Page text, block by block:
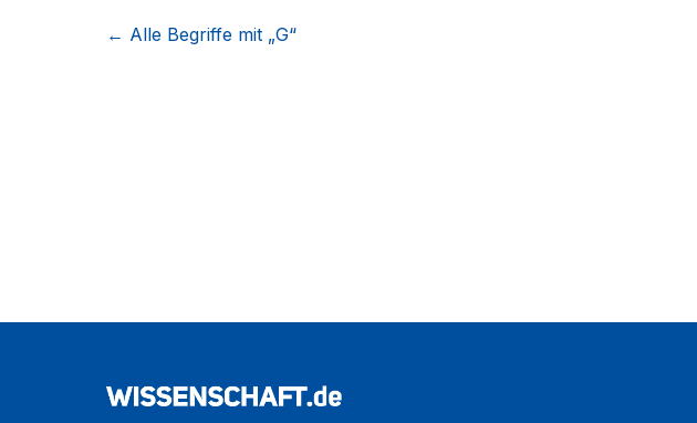
← Alle Begriffe mit „G“